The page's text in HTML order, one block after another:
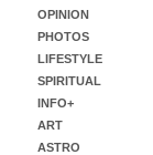
OPINION
PHOTOS
LIFESTYLE
SPIRITUAL
INFO+
ART
ASTRO